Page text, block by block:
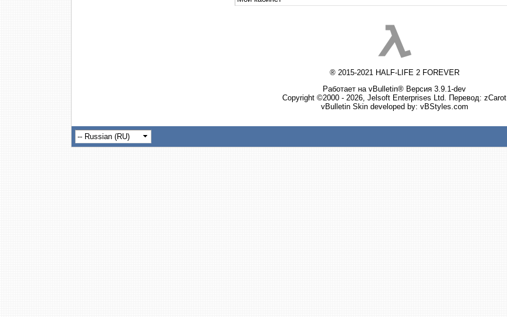
® 2015-2021 HALF-LIFE 2 FOREVER
Работает на vBulletin® Версия 3.9.1-dev
Copyright ©2000 - 2026, Jelsoft Enterprises Ltd. Перевод: zCarot
vBulletin Skin developed by: vBStyles.com